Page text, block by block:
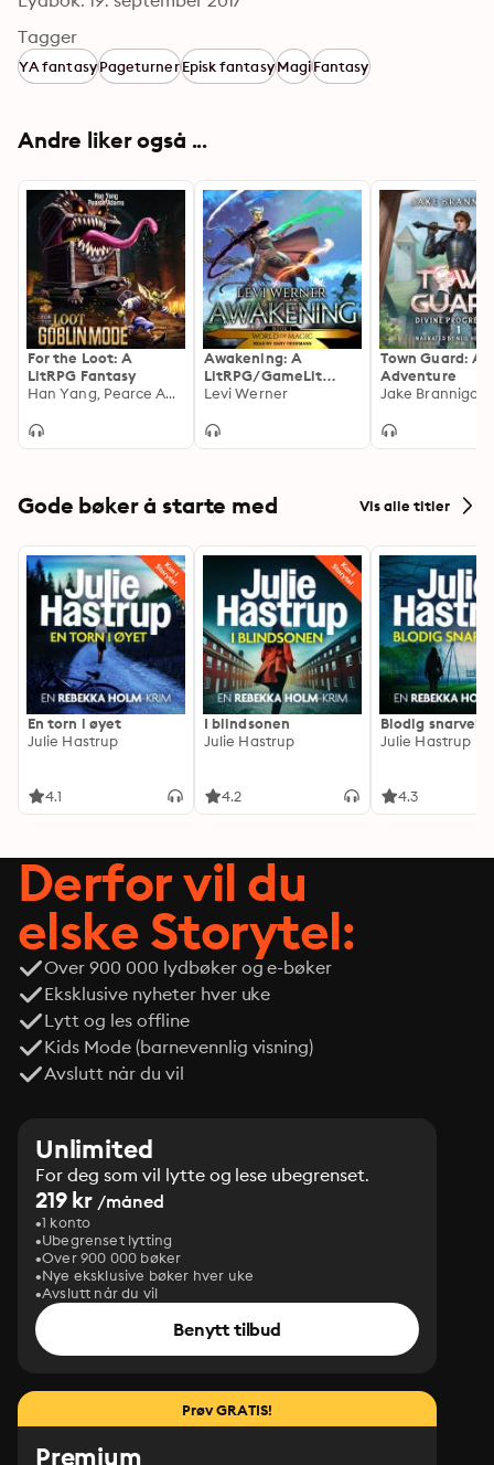
Tagger
YA fantasyPageturnerEpisk fantasyMagiFantasy
Andre liker også ...
For the Loot: A
LitRPG Fantasy
Han Yang, Pearce Adams
Awakening: A
LitRPG/GameLit
Series
Levi Werner
Town Guard: A
Adventure
Jake Brannigan
Gode bøker å starte med Vis alle titler
En torn i øyet
Julie Hastrup
4.1
I blindsonen
Julie Hastrup
4.2
Blodig snarvei
Julie Hastrup
4.3
Derfor vil du
elske Storytel:
Over 900 000 lydbøker og e-bøker
Eksklusive nyheter hver uke
Lytt og les offline
Kids Mode (barnevennlig visning)
Avslutt når du vil
Unlimited
For deg som vil lytte og lese ubegrenset.
219 kr /måned
1 konto
Ubegrenset lytting
Over 900 000 bøker
Nye eksklusive bøker hver uke
Avslutt når du vil
Benytt tilbud
Prøv GRATIS!
Premium